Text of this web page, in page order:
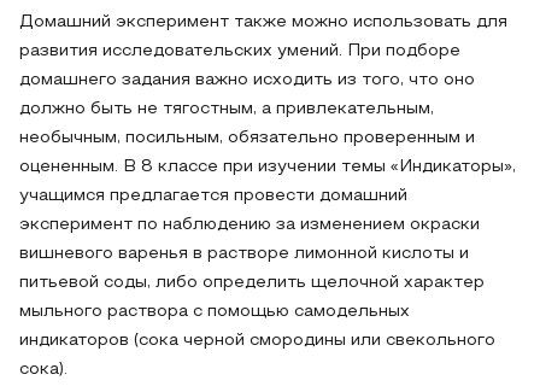
Домашний эксперимент также можно использовать для
развития исследовательских умений. При подборе
домашнего задания важно исходить из того, что оно
должно быть не тягостным, а привлекательным,
необычным, посильным, обязательно проверенным и
оцененным. В 8 классе при изучении темы «Индикаторы»,
учащимся предлагается провести домашний
эксперимент по наблюдению за изменением окраски
вишневого варенья в растворе лимонной кислоты и
питьевой соды, либо определить щелочной характер
мыльного раствора с помощью самодельных
индикаторов (сока черной смородины или свекольного
сока).